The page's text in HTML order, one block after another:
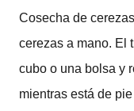
Cosecha de
cerezas a mano. El
cubo o una bolsa y
mientras está de